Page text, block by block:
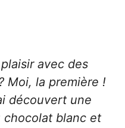
avec des
Moi, la première !
découvert une
blanc et